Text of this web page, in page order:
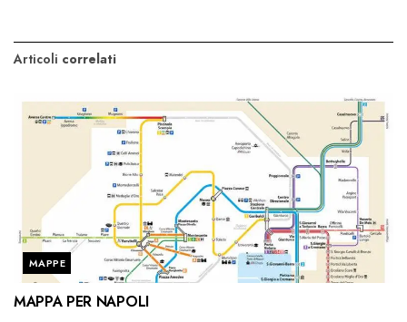
Articoli correlati
MAPPE
MAPPA PER NAPOLI